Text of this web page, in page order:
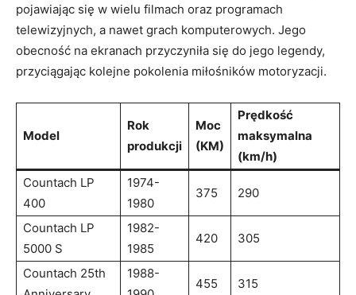
pojawiając się w wielu filmach oraz programach
telewizyjnych, a nawet grach komputerowych. Jego
obecność na ekranach przyczyniła się do jego legendy,
przyciągając kolejne pokolenia miłośników motoryzacji.
Model
Rok
produkcji
Moc
(KM)
Prędkość
maksymalna
(km/h)
Countach LP
400
1974-
1980
375 290
Countach LP
5000 S
1982-
1985
420 305
Countach 25th
1988-
455 315